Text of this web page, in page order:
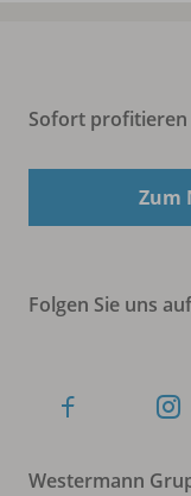
Sofort profitieren
Zum
Folgen Sie uns
Westermann